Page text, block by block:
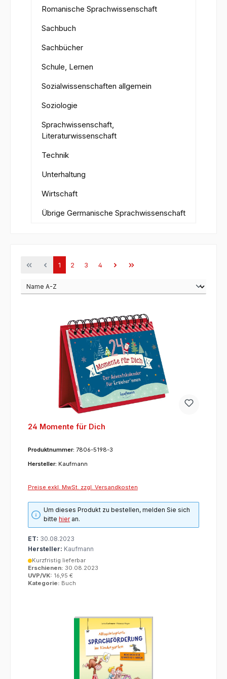
Romanische Sprachwissenschaft
Sachbuch
Sachbücher
Schule, Lernen
Sozialwissenschaften allgemein
Soziologie
Sprachwissenschaft,
Literaturwissenschaft
Technik
Unterhaltung
Wirtschaft
Übrige Germanische Sprachwissenschaft
Seite
1 Seite
2 Seite
3 Seite
4
24 Momente für Dich
Produktnummer: 7806-5198-3
Hersteller: Kaufmann
Preise exkl. MwSt. zzgl. Versandkosten
Um dieses Produkt zu bestellen, melden Sie sich
bittehieran.
ET: 30.08.2023
Hersteller: Kaufmann
Kurzfristig lieferbar
Erschienen: 30.08.2023
UVP/VK: 16,95 €
Kategorie: Buch